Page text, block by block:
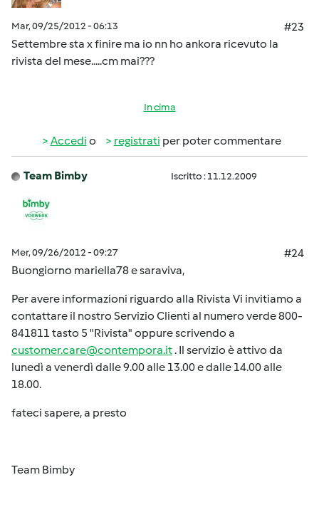
Mar, 09/25/2012 - 06:13
#23
Settembre sta x finire ma io nn ho ankora ricevuto la
rivista del mese.....cm mai???
In cima
Accedi o registrati per poter commentare
Team Bimby Iscritto : 11.12.2009
Mer, 09/26/2012 - 09:27
#24
Buongiorno mariella78 e saraviva,
Per avere informazioni riguardo alla Rivista Vi invitiamo a
contattare il nostro Servizio Clienti al numero verde 800-
841811 tasto 5 "Rivista" oppure scrivendo a
customer.care@contempora.it. Il servizio è attivo da
lunedì a venerdì dalle 9.00 alle 13.00 e dalle 14.00 alle
18.00.
fateci sapere, a presto
Team Bimby